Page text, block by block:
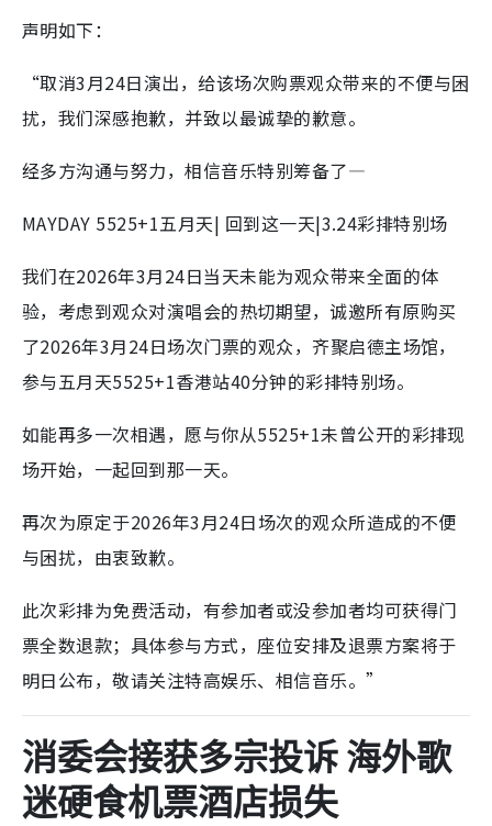
声明如下：
“取消3月24日演出，给该场次购票观众带来的不便与困
扰，我们深感抱歉，并致以最诚挚的歉意。
经多方沟通与努力，相信音乐特别筹备了—
MAYDAY 5525+1五月天| 回到这一天|3.24彩排特别场
我们在2026年3月24日当天未能为观众带来全面的体
验，考虑到观众对演唱会的热切期望，诚邀所有原购买
了2026年3月24日场次门票的观众，齐聚启德主场馆，
参与五月天5525+1香港站40分钟的彩排特别场。
如能再多一次相遇，愿与你从5525+1未曾公开的彩排现
场开始，一起回到那一天。
再次为原定于2026年3月24日场次的观众所造成的不便
与困扰，由衷致歉。
此次彩排为免费活动，有参加者或没参加者均可获得门
票全数退款；具体参与方式，座位安排及退票方案将于
明日公布，敬请关注特高娱乐、相信音乐。”
消委会接获多宗投诉 海外歌
迷硬食机票酒店损失